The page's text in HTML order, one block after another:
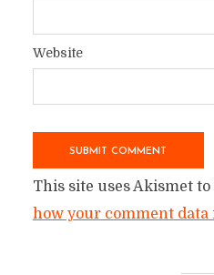
Website
This site uses Akismet
how your comment data